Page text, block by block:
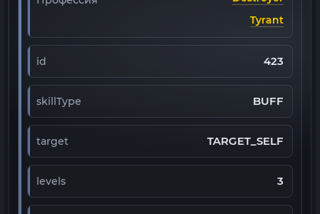
Tyrant
id 423
skillType BUFF
target TARGET_SELF
levels 3